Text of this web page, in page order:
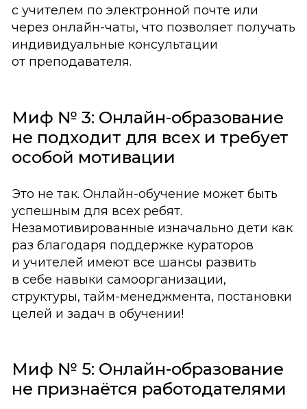
с учителем по электронной почте или
через онлайн-чаты, что позволяет получать
индивидуальные консультации
от преподавателя.
Миф № 3: Онлайн-образование
не подходит для всех и требует
особой мотивации
Это не так. Онлайн-обучение может быть
успешным для всех ребят.
Незамотивированные изначально дети как
раз благодаря поддержке кураторов
и учителей имеют все шансы развить
в себе навыки самоорганизации,
структуры, тайм-менеджмента, постановки
целей и задач в обучении!
Миф № 5: Онлайн-образование
не признаётся работодателями